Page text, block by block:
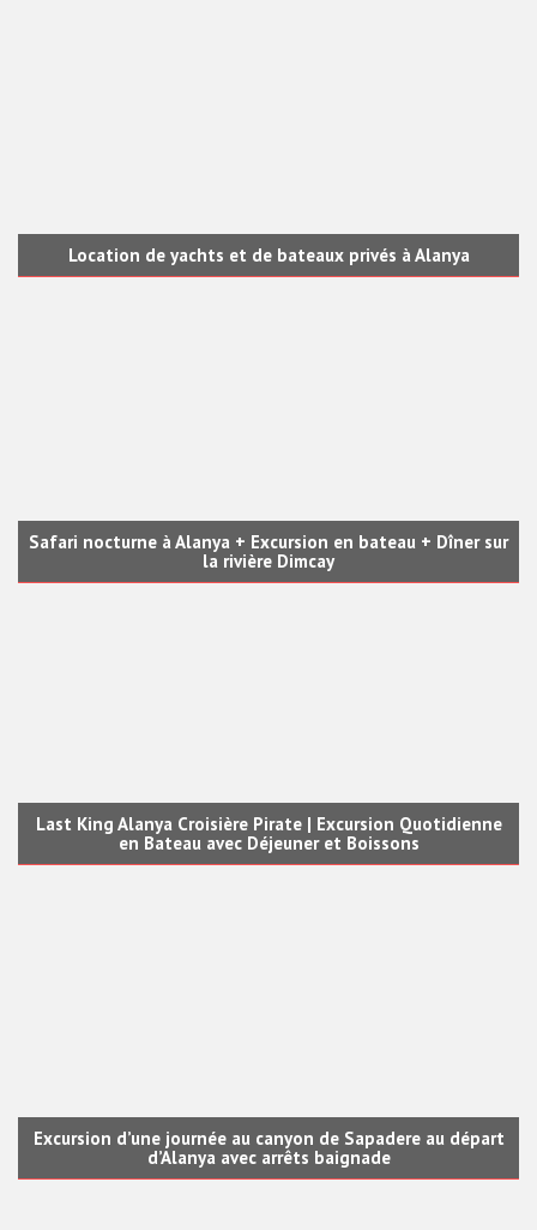
Location de yachts et de bateaux privés à Alanya
Safari nocturne à Alanya + Excursion en bateau + Dîner sur
la rivière Dimcay
Last King Alanya Croisière Pirate | Excursion Quotidienne
en Bateau avec Déjeuner et Boissons
Excursion d’une journée au canyon de Sapadere au départ
d’Alanya avec arrêts baignade